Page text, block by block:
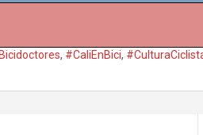
, #CaliEnBici,